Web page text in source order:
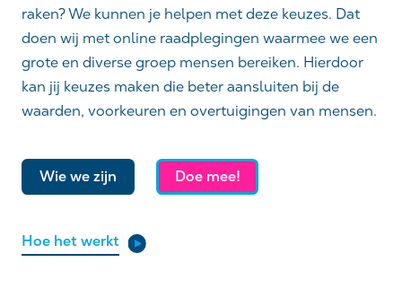
raken? We kunnen je helpen met deze keuzes. Dat
doen wij met online raadplegingen waarmee we een
grote en diverse groep mensen bereiken. Hierdoor
kan jij keuzes maken die beter aansluiten bij de
waarden, voorkeuren en overtuigingen van mensen.
Wie we zijn Doe mee!
Hoe het werkt